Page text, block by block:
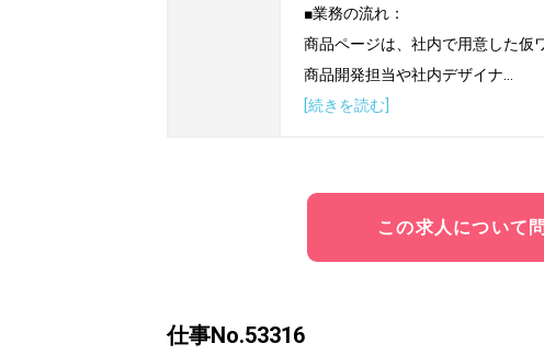
■業務の流れ：
商品ページは、社内で用意した仮
商品開発担当や社内デザイナ...
[続きを読む]
この求人について
仕事No.53316